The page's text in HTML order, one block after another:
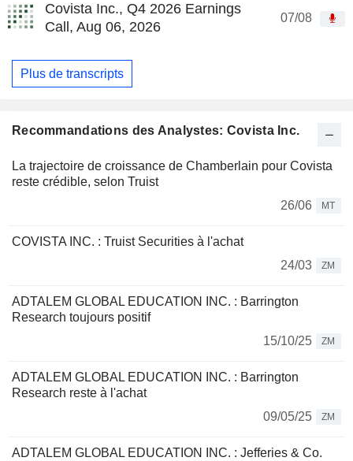
Covista Inc., Q4 2026 Earnings
Call, Aug 06, 2026
07/08
Plus de transcripts
Recommandations des Analystes: Covista Inc.
La trajectoire de croissance de Chamberlain pour Covista
reste crédible, selon Truist
26/06
MT
COVISTA INC. : Truist Securities à l'achat
24/03
ZM
ADTALEM GLOBAL EDUCATION INC. : Barrington
Research toujours positif
15/10/25
ZM
ADTALEM GLOBAL EDUCATION INC. : Barrington
Research reste à l'achat
09/05/25
ZM
ADTALEM GLOBAL EDUCATION INC. : Jefferies & Co.